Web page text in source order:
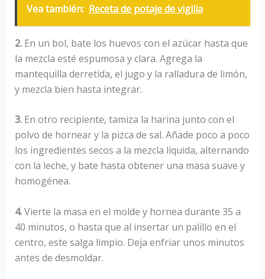
Vea también: Receta de potaje de vigilia
2.En un bol, bate los huevos con el azúcar hasta que
la mezcla esté espumosa y clara. Agrega la
mantequilla derretida, el jugo y la ralladura de limón,
y mezcla bien hasta integrar.
3.En otro recipiente, tamiza la harina junto con el
polvo de hornear y la pizca de sal. Añade poco a poco
los ingredientes secos a la mezcla líquida, alternando
con la leche, y bate hasta obtener una masa suave y
homogénea.
4.Vierte la masa en el molde y hornea durante 35 a
40 minutos, o hasta que al insertar un palillo en el
centro, este salga limpio. Deja enfriar unos minutos
antes de desmoldar.